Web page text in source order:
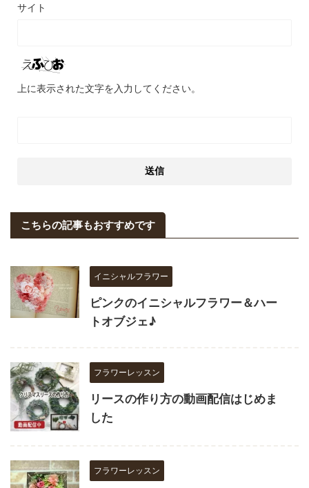
サイト
上に表示された文字を入力してください。
こちらの記事もおすすめです
イニシャルフラワー
ピンクのイニシャルフラワー＆ハー
トオブジェ♪
フラワーレッスン
リースの作り方の動画配信はじめま
した
フラワーレッスン